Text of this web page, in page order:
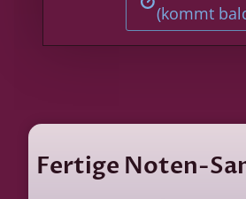
(kommt
Fertige Noten-